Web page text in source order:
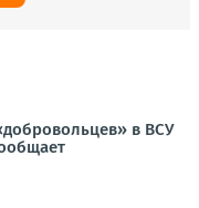
в ВСУ